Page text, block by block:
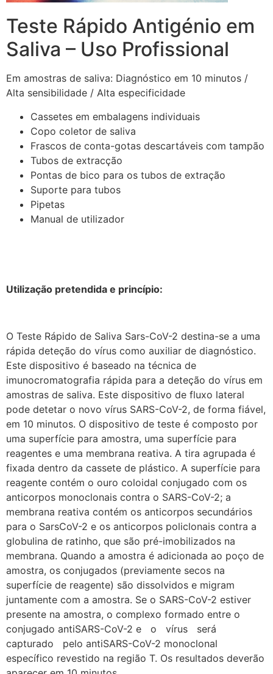
Teste Rápido Antigénio em
Saliva – Uso Profissional
Em amostras de saliva: Diagnóstico em 10 minutos /
Alta sensibilidade / Alta especificidade
Cassetes em embalagens individuais
Copo coletor de saliva
Frascos de conta-gotas descartáveis com tampão
Tubos de extracção
Pontas de bico para os tubos de extração
Suporte para tubos
Pipetas
Manual de utilizador
Utilização pretendida e princípio:
O Teste Rápido de Saliva Sars-CoV-2 destina-se a uma
rápida deteção do vírus como auxiliar de diagnóstico.
Este dispositivo é baseado na técnica de
imunocromatografia rápida para a deteção do vírus em
amostras de saliva. Este dispositivo de fluxo lateral
pode detetar o novo vírus SARS-CoV-2, de forma fiável,
em 10 minutos. O dispositivo de teste é composto por
uma superfície para amostra, uma superfície para
reagentes e uma membrana reativa. A tira agrupada é
fixada dentro da cassete de plástico. A superfície para
reagente contém o ouro coloidal conjugado com os
anticorpos monoclonais contra o SARS-CoV-2; a
membrana reativa contém os anticorpos secundários
para o SarsCoV-2 e os anticorpos policlonais contra a
globulina de ratinho, que são pré-imobilizados na
membrana. Quando a amostra é adicionada ao poço de
amostra, os conjugados (previamente secos na
superfície de reagente) são dissolvidos e migram
juntamente com a amostra. Se o SARS-CoV-2 estiver
presente na amostra, o complexo formado entre o
conjugado antiSARS-CoV-2 e o vírus será
capturado pelo antiSARS-CoV-2 monoclonal
específico revestido na região T. Os resultados deverão